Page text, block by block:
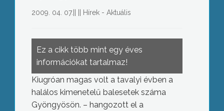
2009. 04. 07. Hírek - Aktuális
Ez a cikk több mint egy éves
információkat tartalmaz!
Kiugróan magas volt a tavalyi évben a
halálos kimenetelű balesetek száma
Gyöngyösön. – hangozott el a